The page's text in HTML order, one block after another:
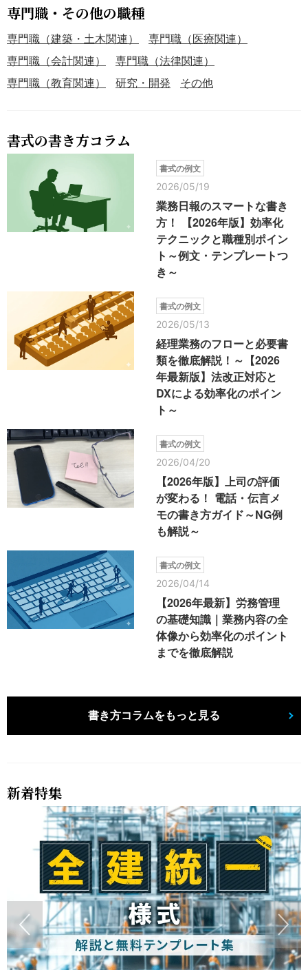
専門職・その他の職種
専門職（建築・土木関連）
専門職（医療関連）
専門職（会計関連）
専門職（法律関連）
専門職（教育関連）
研究・開発 その他
書式の書き方コラム
書式の例文
2026/05/19
業務日報のスマートな書き
方！ 【2026年版】効率化
テクニックと職種別ポイン
ト～例文・テンプレートつ
き～
書式の例文
2026/05/13
経理業務のフローと必要書
類を徹底解説！～【2026
年最新版】法改正対応と
DXによる効率化のポイン
ト～
書式の例文
2026/04/20
【2026年版】上司の評価
が変わる！ 電話・伝言メ
モの書き方ガイド～NG例
も解説～
書式の例文
2026/04/14
【2026年最新】労務管理
の基礎知識｜業務内容の全
体像から効率化のポイント
までを徹底解説
書き方コラムをもっと見る
新着特集